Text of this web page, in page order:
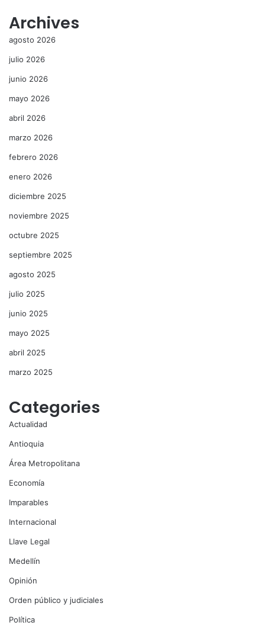
Archives
agosto 2026
julio 2026
junio 2026
mayo 2026
abril 2026
marzo 2026
febrero 2026
enero 2026
diciembre 2025
noviembre 2025
octubre 2025
septiembre 2025
agosto 2025
julio 2025
junio 2025
mayo 2025
abril 2025
marzo 2025
Categories
Actualidad
Antioquia
Área Metropolitana
Economía
Imparables
Internacional
Llave Legal
Medellín
Opinión
Orden público y judiciales
Política